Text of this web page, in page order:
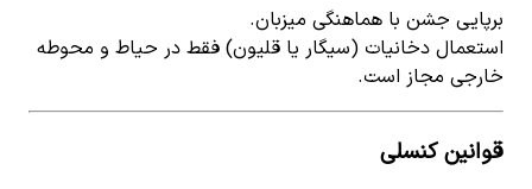
برپایی جشن با هماهنگی میزبان.
استعمال دخانیات (سیگار یا قلیون) فقط در حیاط و محوطه
خارجی مجاز است.
قوانین کنسلی